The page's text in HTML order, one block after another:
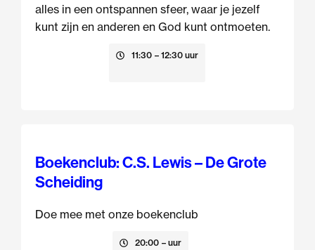
alles in een ontspannen sfeer, waar je jezelf
kunt zijn en anderen en God kunt ontmoeten.
11:30 – 12:30 uur
Boekenclub: C.S. Lewis – De Grote
Scheiding
Doe mee met onze boekenclub
20:00 – uur